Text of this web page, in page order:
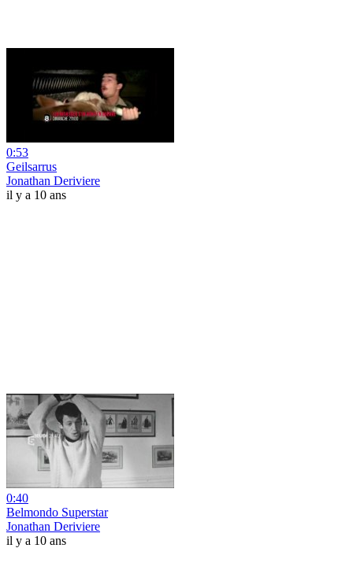
0:53
Geilsarrus
Jonathan Deriviere
il y a 10 ans
0:40
Belmondo Superstar
Jonathan Deriviere
il y a 10 ans